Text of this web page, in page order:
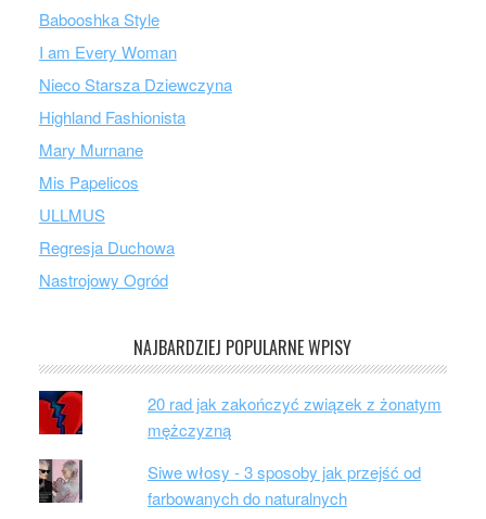
Babooshka Style
I am Every Woman
Nieco Starsza Dziewczyna
Highland Fashionista
Mary Murnane
Mis Papelicos
ULLMUS
Regresja Duchowa
Nastrojowy Ogród
NAJBARDZIEJ POPULARNE WPISY
20 rad jak zakończyć związek z żonatym
mężczyzną
Siwe włosy - 3 sposoby jak przejść od
farbowanych do naturalnych